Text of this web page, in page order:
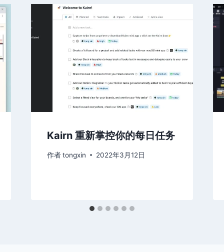
Kairn 重新掌控你的每日任务
作者 tongxin 2022年3月12日